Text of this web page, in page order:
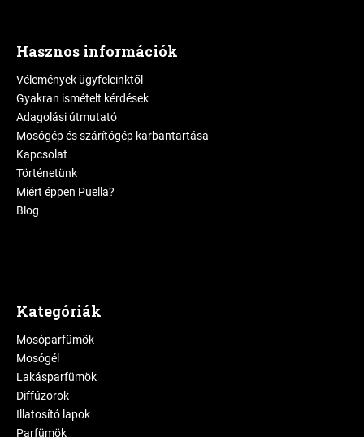
Hasznos információk
Vélemények ügyfeleinktől
Gyakran ismételt kérdések
Adagolási útmutató
Mosógép és szárítógép karbantartása
Kapcsolat
Történetünk
Miért éppen Puella?
Blog
Kategóriák
Mosóparfümök
Mosógél
Lakásparfümök
Diffúzorok
Illatosító lapok
Parfümök